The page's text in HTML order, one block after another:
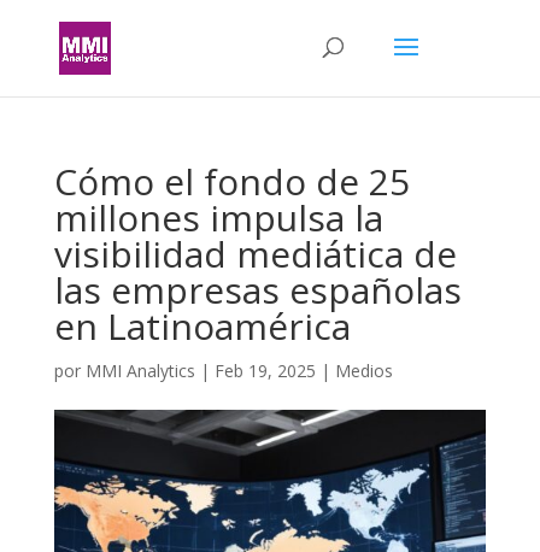
Cómo el fondo de 25
millones impulsa la
visibilidad mediática de
las empresas españolas
en Latinoamérica
por MMI Analytics | Feb 19, 2025 | Medios